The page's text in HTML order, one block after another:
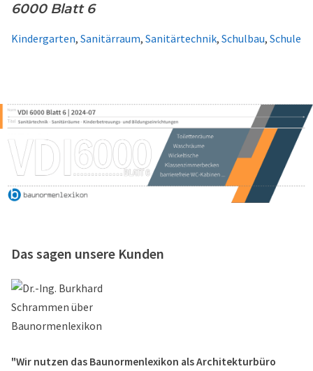
6000 Blatt 6
Kindergarten, Sanitärraum, Sanitärtechnik, Schulbau, Schule
Das sagen unsere Kunden
"Wir nutzen das Baunormenlexikon als Architekturbüro